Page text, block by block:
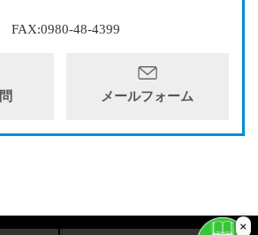
FAX:0980-48-4399
メールフォーム
×